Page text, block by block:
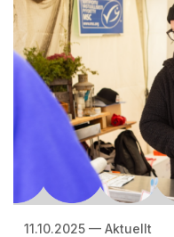
11.10.2025 — Aktuellt